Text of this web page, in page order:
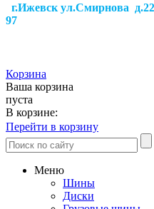
г.Ижевск ул.Смирнова
97
Корзина
Ваша корзина
пуста
В корзине:
Перейти в корзину
Меню
Шины
Диски